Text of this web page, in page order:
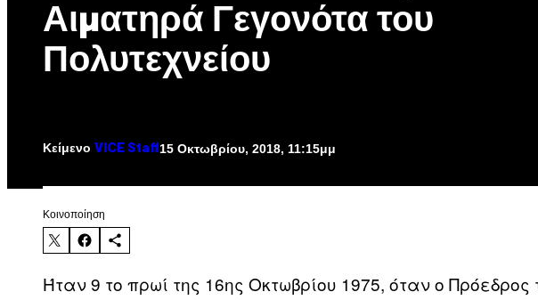
Αιματηρά Γεγονότα του
Πολυτεχνείου
Κείμενο VICE Staff15 Οκτωβρίου, 2018, 11:15μμ
Kοινοποίηση
Ήταν 9 το πρωί της 16ης Οκτωβρίου 1975, όταν ο